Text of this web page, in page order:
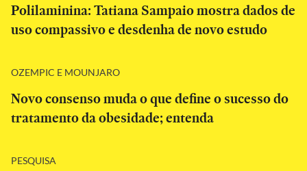
Polilaminina: Tatiana Sampaio mostra dados de
uso compassivo e desdenha de novo estudo
OZEMPIC E MOUNJARO
Novo consenso muda o que define o sucesso do
tratamento da obesidade; entenda
PESQUISA